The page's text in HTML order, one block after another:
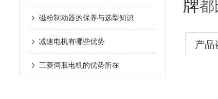
磁粉制动器的保养与选型知识
减速电机有哪些优势
三菱伺服电机的优势所在
牌都
产品